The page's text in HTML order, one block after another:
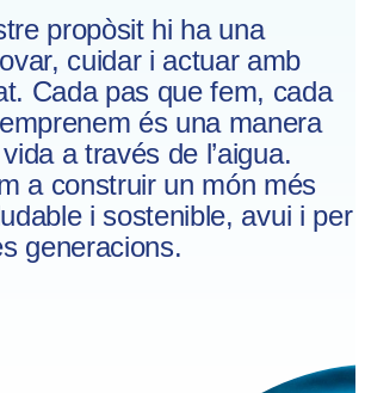
propòsit hi ha una
cuidar i actuar amb
Cada pas que fem, cada
és una manera
a través de l’aigua.
a construir un món més
i sostenible, avui i per
generacions.